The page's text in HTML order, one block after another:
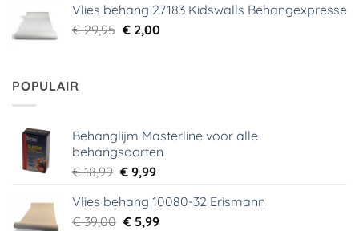
€ 29,95.€ 5,99.
Vlies behang 27183 Kidswalls Behangexpresse
€29,95 Oorspronkelijke
€2,00Huidige
POPULAIR
Behanglijm Masterline voor alle
behangsoorten
€18,99 Oorspronkelijke
was:
€ 18,99.
€9,99Huidige
is:
€ 9,99.
Vlies behang 10080-32 Erismann
€39,00 Oorspronkelijke
€5,99Huidige